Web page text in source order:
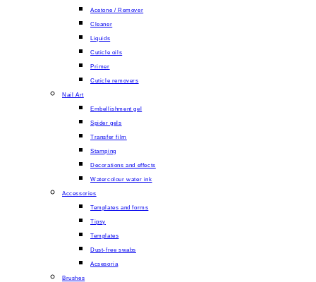
Acetone / Remover
Cleaner
Liquids
Cuticle oils
Primer
Cuticle removers
Nail Art
Embellishment gel
Spider gels
Transfer film
Stamping
Decorations and effects
Watercolour water ink
Accessories
Templates and forms
Tipsy
Templates
Dust-free swabs
Acsesoria
Brushes